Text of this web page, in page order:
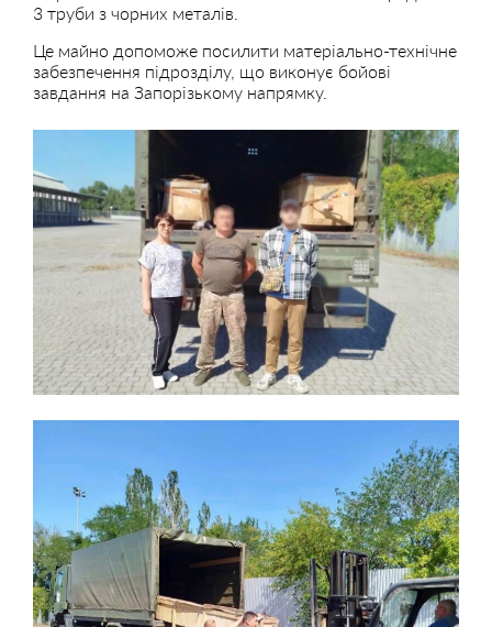
3 труби з чорних металів.
Це майно допоможе посилити матеріально-технічне
забезпечення підрозділу, що виконує бойові
завдання на Запорізькому напрямку.